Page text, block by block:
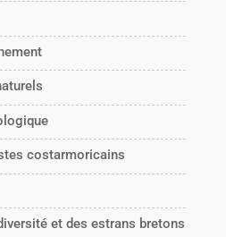
costarmoricains
et des estrans bretons